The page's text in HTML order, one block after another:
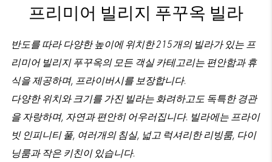
프리미어 빌리지 푸꾸옥 빌라
반도를 따라 다양한 높이에 위치한 215개의 빌라가 있는 프
리미어 빌리지 푸꾸옥의 모든 객실 카테고리는 편안함과 휴
식을 제공하며, 프라이버시를 보장합니다.
다양한 위치와 크기를 가진 빌라는 화려하고도 독특한 경관
을 자랑하며, 자연과 편안히 어우러집니다. 빌라에는 프라이
빗 인피니티 풀, 여러개의 침실, 넓고 럭셔리한 리빙룸, 다이
닝룸과 작은 키친이 있습니다.